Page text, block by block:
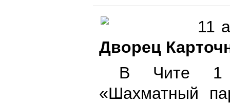
11
Дворец
В Чите 1
«Шахматный